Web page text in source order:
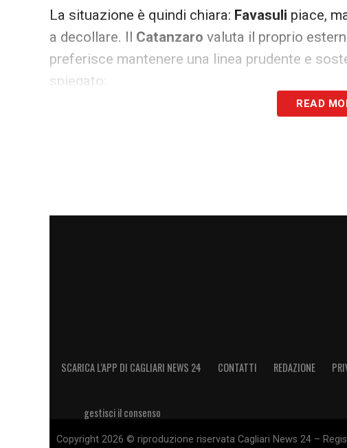
La situazione è quindi chiara: Favasuli piace,
a decollare. Il Catanzaro valuta il proprio
preferisce mantenere una linea prudente e
spiegato:
«Favasuli resta un obiettivo del Cagliari, ma
forzare. La concorrenza, però, resta un
,
delle prossime settimane di mercato. La
valutazione alta contando proprio
Ultimissime Cagliari LIVE: le novità su
LA PLAYLIST DELLE NOSTRE TOP NEWS
READ
SCARICA L’APP DI CAGLIARI NEWS 24 CONTATTI REDAZIONE
gestisci il consenso
Copyright 2026 © riproduzione riservata Cagliari News 24 –